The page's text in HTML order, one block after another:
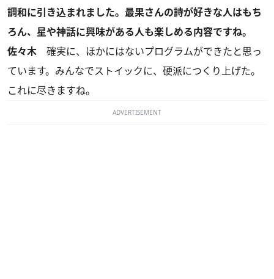
調和に引き込まれました。最果さんの詩が好きな人はもち
ろん、星や神話に興味がある人も楽しめる内容ですね。
佐々木 確実に、ほかにはないプログラムができたと思っ
ています。みんなでストイックに、硬派につくり上げた。
これに尽きますね。
ADVERTISEMENT